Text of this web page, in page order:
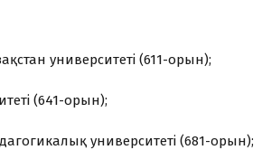
университеті (611-орын);
(641-орын);
университеті (681-орын);